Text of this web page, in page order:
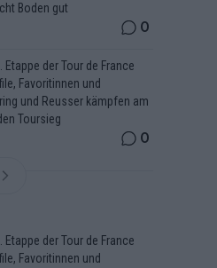
Boden gut
0
der Tour de France
Favoritinnen und
und Reusser kämpfen am
Toursieg
0
der Tour de France
Favoritinnen und